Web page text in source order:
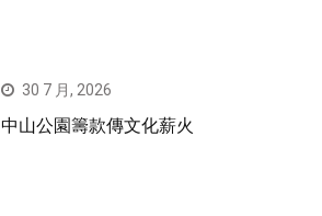
30 7 月, 2026
中山公園籌款傳文化薪火